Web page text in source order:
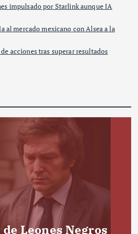
impulsado por Starlink aunque IA
al mercado mexicano con Alsea a la
acciones tras superar resultados
Leones Negros